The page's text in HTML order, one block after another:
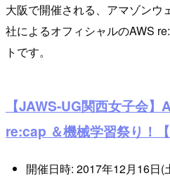
大阪で開催される、アマゾンウ
社によるオフィシャルのAWS
トです。
【JAWS-UG関西女子会
re:cap ＆機械学習祭り！【
開催日時: 2017年12月16日(